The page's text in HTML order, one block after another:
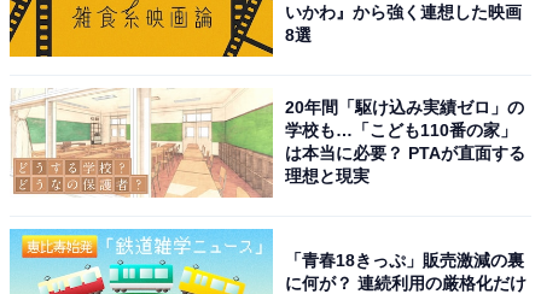
いかわ』から強く連想した映画
8選
20年間「駆け込み実績ゼロ」の
学校も…「こども110番の家」
は本当に必要？ PTAが直面する
理想と現実
「青春18きっぷ」販売激減の裏
に何が？ 連続利用の厳格化だけ